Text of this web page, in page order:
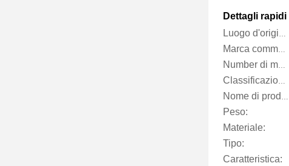
Dettagli rapidi
Luogo d'origine:
Marca commerciale:
Number di modello:
Classificazione dello strumento:
Nome di prodotto:
Peso:
Materiale:
Tipo:
Caratteristica: